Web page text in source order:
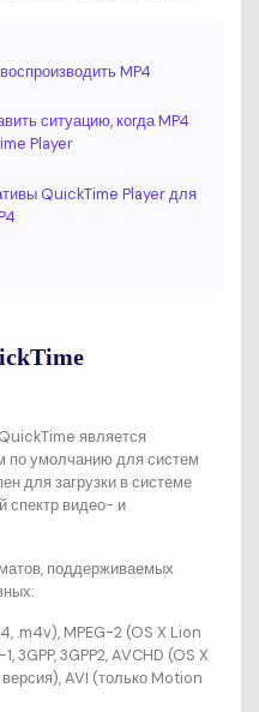
MP4
ситуацию, когда MP4
Player
QuickTime Player для
является
по умолчанию для систем
для загрузки в системе
спектр видео- и
поддерживаемых
.m4v), MPEG-2 (OS X Lion
3GPP, 3GPP2, AVCHD (OS X
AVI (только Motion